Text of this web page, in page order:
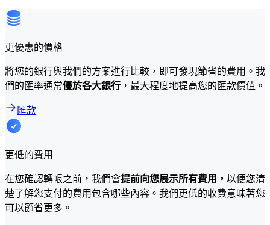
更優惠的價格
將您的銀行與我們的方案進行比較，即可發現節省的費用。我
們的匯率通常優於各大銀行 ，最大程度地提高您的匯款價值。
匯款
更低的費用
在您確認轉帳之前，我們會提前向您展示所有費用， 以便您清
楚了解您支付的費用包含哪些內容。我們更低的收費意味著您
可以節省更多。